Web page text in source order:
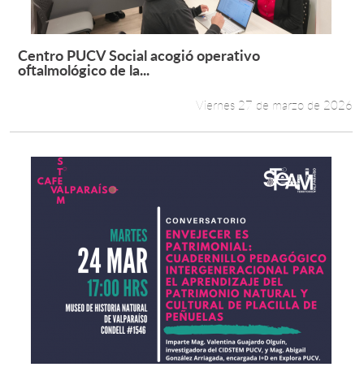
Leer más +
Centro PUCV Social acogió operativo
oftalmológico de la...
Viernes 27 de marzo de 2026